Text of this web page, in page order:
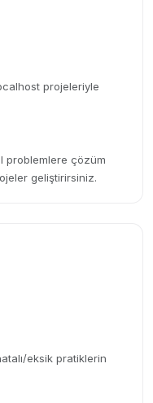
projeleriyle
problemlere çözüm
geliştirirsiniz.
eksik pratiklerin